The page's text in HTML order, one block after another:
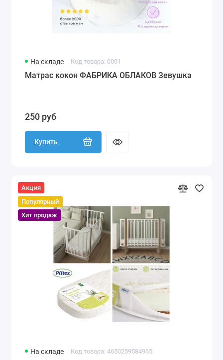
На складе Код товара: 0001
Матрас кокон ФАБРИКА ОБЛАКОВ Зевушка
250 руб
Купить
Акция
Популярный
Хит продаж
На складе Код товара: 4650259584965